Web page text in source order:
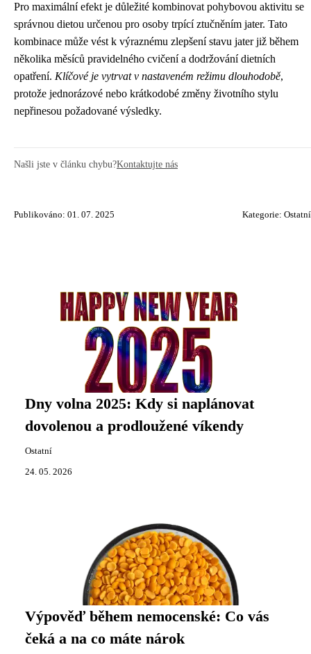
Pro maximální efekt je důležité kombinovat pohybovou aktivitu se
správnou dietou určenou pro osoby trpící ztučněním jater. Tato
kombinace může vést k výraznému zlepšení stavu jater již během
několika měsíců pravidelného cvičení a dodržování dietních
opatření. Klíčové je vytrvat v nastaveném režimu dlouhodobě,
protože jednorázové nebo krátkodobé změny životního stylu
nepřinesou požadované výsledky.
Našli jste v článku chybu?Kontaktujte nás
Publikováno: 01. 07. 2025 Kategorie: Ostatní
Dny volna 2025: Kdy si naplánovat
dovolenou a prodloužené víkendy
Ostatní
24. 05. 2026
Výpověď během nemocenské: Co vás
čeká a na co máte nárok